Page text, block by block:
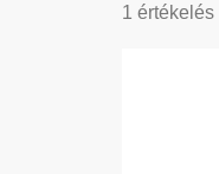
A
1 értékelés